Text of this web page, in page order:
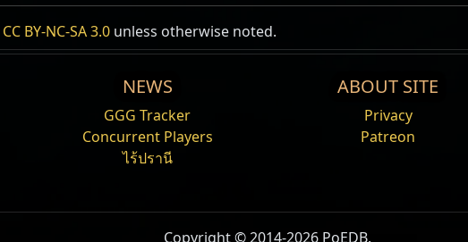
CC BY-NC-SA 3.0 unless otherwise noted.
NEWS
GGG Tracker
Concurrent Players
ไร้ปรานี
ABOUT SITE
Privacy
Patreon
Copyright © 2014-2026 PoEDB.